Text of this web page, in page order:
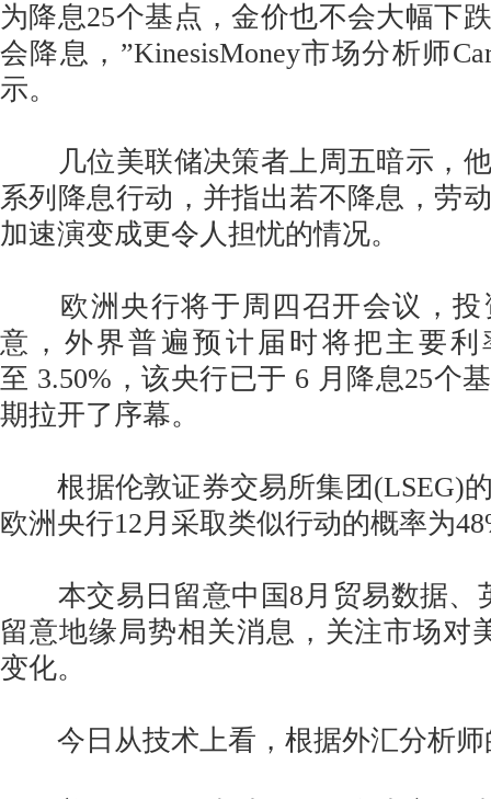
为降息25个基点，金价也不会大幅下
会降息，”KinesisMoney市场分析师
示。
几位美联储决策者上周五暗示，他
系列降息行动，并指出若不降息，劳
加速演变成更令人担忧的情况。
欧洲央行将于周四召开会议，投
意，外界普遍预计届时将把主要利
至 3.50%，该央行已于 6 月降息25个
期拉开了序幕。
根据伦敦证券交易所集团(LSEG)
欧洲央行12月采取类似行动的概率为
本交易日留意中国8月贸易数据、
留意地缘局势相关消息，关注市场对
变化。
今日从技术上看，根据外汇分析师